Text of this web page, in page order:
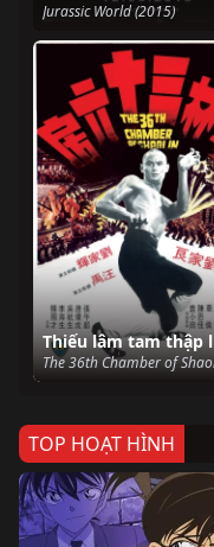
Jurassic World (2015)
TOP HOẠT HÌNH